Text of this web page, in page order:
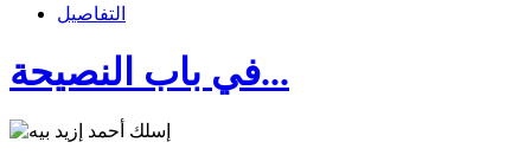
التفاصيل
في باب النصيحة...